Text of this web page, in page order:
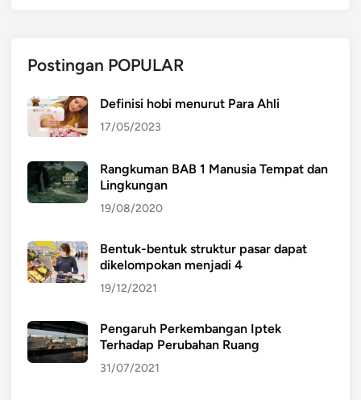
Postingan POPULAR
Definisi hobi menurut Para Ahli
17/05/2023
Rangkuman BAB 1 Manusia Tempat dan
Lingkungan
19/08/2020
Bentuk-bentuk struktur pasar dapat
dikelompokan menjadi 4
19/12/2021
Pengaruh Perkembangan Iptek
Terhadap Perubahan Ruang
31/07/2021